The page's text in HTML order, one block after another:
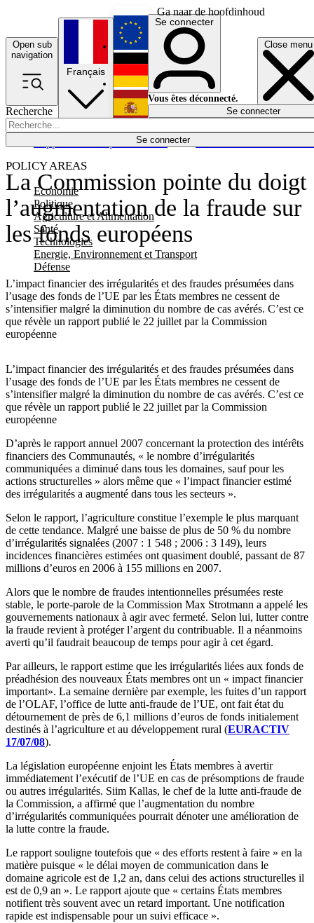
Ga naar de hoofdinhoud
Open sub
navigation
Close menu
Recherche
Se connecter
POLICY AREAS
Economie
Politique
Agriculture et Alimentation
Santé
Technologies
Energie, Environnement et Transport
Défense
Économie
Français
English
Deutsch
Español
Se connecter
Vous êtes déconnecté.
Se connecter
La Commission pointe du doigt
l’augmentation de la fraude sur
les fonds européens
L’impact financier des irrégularités et des fraudes présumées dans
l’usage des fonds de l’UE par les États membres ne cessent de
s’intensifier malgré la diminution du nombre de cas avérés. C’est ce
que révèle un rapport publié le 22 juillet par la Commission
européenne
L’impact financier des irrégularités et des fraudes présumées dans
l’usage des fonds de l’UE par les États membres ne cessent de
s’intensifier malgré la diminution du nombre de cas avérés. C’est ce
que révèle un rapport publié le 22 juillet par la Commission
européenne
D’après le rapport annuel 2007 concernant la protection des intérêts
financiers des Communautés, « le nombre d’irrégularités
communiquées a diminué dans tous les domaines, sauf pour les
actions structurelles » alors même que « l’impact financier estimé
des irrégularités a augmenté dans tous les secteurs ».
Selon le rapport, l’agriculture constitue l’exemple le plus marquant
de cette tendance. Malgré une baisse de plus de 50 % du nombre
d’irrégularités signalées (2007 : 1 548 ; 2006 : 3 149), leurs
incidences financières estimées ont quasiment doublé, passant de 87
millions d’euros en 2006 à 155 millions en 2007.
Alors que le nombre de fraudes intentionnelles présumées reste
stable, le porte-parole de la Commission Max Strotmann a appelé les
gouvernements nationaux à agir avec fermeté. Selon lui, lutter contre
la fraude revient à protéger l’argent du contribuable. Il a néanmoins
averti qu’il faudrait beaucoup de temps pour agir à cet égard.
Par ailleurs, le rapport estime que les irrégularités liées aux fonds de
préadhésion des nouveaux États membres ont un « impact financier
important». La semaine dernière par exemple, les fuites d’un rapport
de l’OLAF, l’office de lutte anti-fraude de l’UE, ont fait état du
détournement de près de 6,1 millions d’euros de fonds initialement
destinés à l’agriculture et au développement rural (EURACTIV
17/07/08).
La législation européenne enjoint les États membres à avertir
immédiatement l’exécutif de l’UE en cas de présomptions de fraude
ou autres irrégularités. Siim Kallas, le chef de la lutte anti-fraude de
la Commission, a affirmé que l’augmentation du nombre
d’irrégularités communiquées pourrait dénoter une amélioration de
la lutte contre la fraude.
Le rapport souligne toutefois que « des efforts restent à faire » en la
matière puisque « le délai moyen de communication dans le
domaine agricole est de 1,2 an, dans celui des actions structurelles il
est de 0,9 an ». Le rapport ajoute que « certains États membres
notifient très souvent avec un retard important. Une notification
rapide est indispensable pour un suivi efficace ».